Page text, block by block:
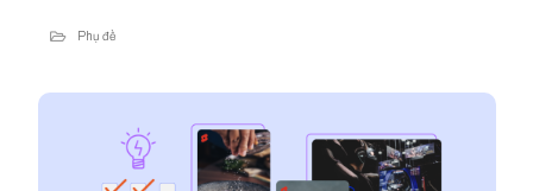
Phụ đề